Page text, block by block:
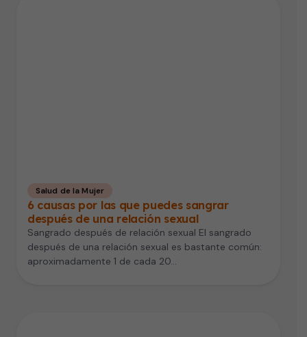
Salud de la Mujer
6 causas por las que puedes sangrar
después de una relación sexual
Sangrado después de relación sexual El sangrado
después de una relación sexual es bastante común:
aproximadamente 1 de cada 20…